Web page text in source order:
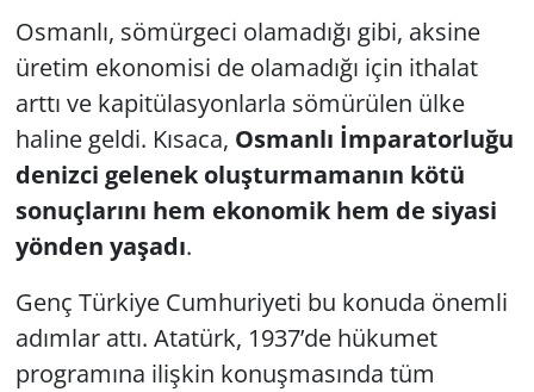
Osmanlı, sömürgeci olamadığı gibi, aksine
üretim ekonomisi de olamadığı için ithalat
arttı ve kapitülasyonlarla sömürülen ülke
haline geldi. Kısaca, Osmanlı İmparatorluğu
denizci gelenek oluşturmamanın kötü
sonuçlarını hem ekonomik hem de siyasi
yönden yaşadı.
Genç Türkiye Cumhuriyeti bu konuda önemli
adımlar attı. Atatürk, 1937’de hükumet
programına ilişkin konuşmasında tüm